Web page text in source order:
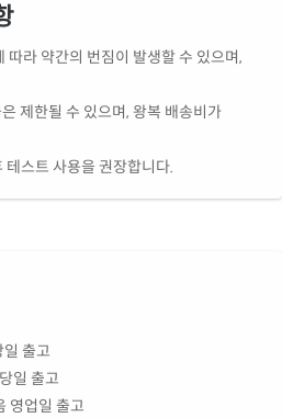
따라 약간의 번짐이 발생할 수 있으며,
제한될 수 있으며, 왕복 배송비가
테스트 사용을 권장합니다.
출고
일 출고
영업일 출고